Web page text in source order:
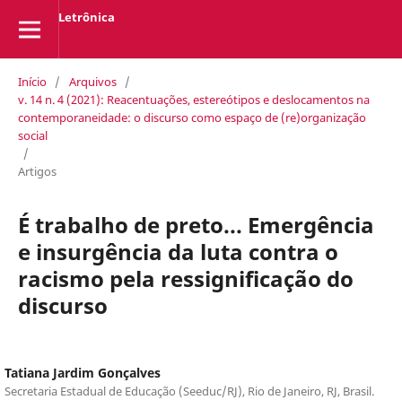
Letrônica
Início / Arquivos /
v. 14 n. 4 (2021): Reacentuações, estereótipos e deslocamentos na
contemporaneidade: o discurso como espaço de (re)organização
social
/
Artigos
É trabalho de preto... Emergência
e insurgência da luta contra o
racismo pela ressignificação do
discurso
Tatiana Jardim Gonçalves
Secretaria Estadual de Educação (Seeduc/RJ), Rio de Janeiro, RJ, Brasil.